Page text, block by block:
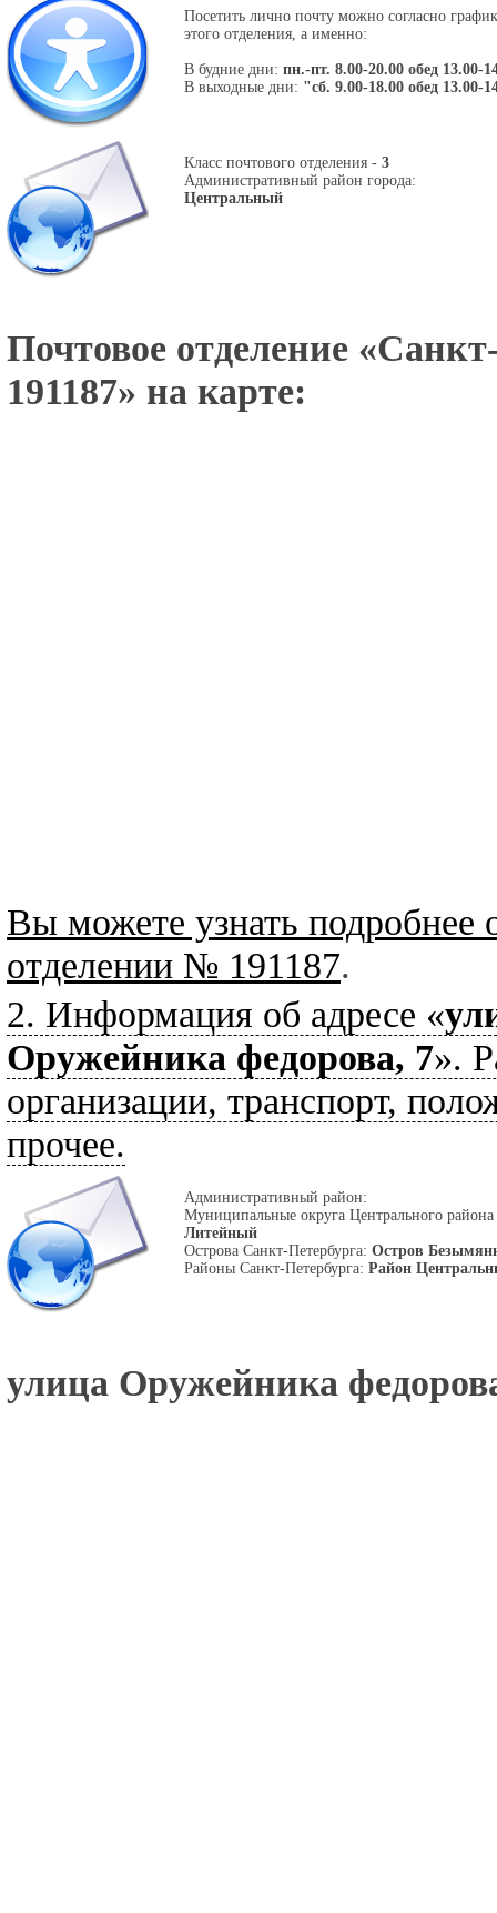
Посетить лично почту можно согласно
этого отделения, а именно:
В будние дни: пн.-пт. 8.00-20.00 обед 13.00-
В выходные дни: "сб. 9.00-18.00 обед 13.00-
Класс почтового отделения - 3
Административный район города:
Центральный
Почтовое отделение «
191187» на карте:
Вы можете узнать подробнее
отделении № 191187.
2. Информация об адресе «
Оружейника федорова, 7».
организации, транспорт,
прочее.
Административный район:
Муниципальные округа Центрального
Литейный
Острова Санкт-Петербурга: Остров
Районы Санкт-Петербурга: Район
улица Оружейника